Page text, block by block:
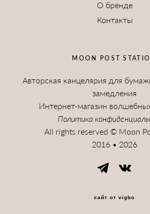
О бренде
Контакты
MOON POST
Авторская канцелярия для
замедления
Интернет-магазин
Политика
All rights reserved © Moon
2016 • 2026
сайт от vigbo